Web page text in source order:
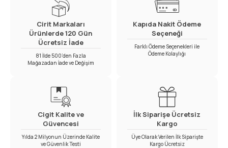
Cirit Markaları
Ürünlerde 120 Gün
Ücretsiz İade
81 İlde 500’den Fazla
Mağazadan İade ve Değişim
Kapıda Nakit Ödeme
Seçeneği
Farklı Ödeme Seçenekleri ile
Ödeme Kolaylığı
Cigit Kalite ve
Güvencesi
Yılda 2 Milyonun Üzerinde Kalite
ve Güvenlik Testi
İlk Siparişe Ücretsiz
Kargo
Üye Olarak Verilen İlk Siparişte
Kargo Ücretsiz